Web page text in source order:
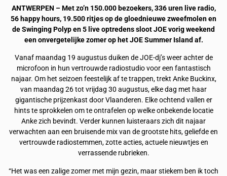
ANTWERPEN – Met zo’n 150.000 bezoekers, 336 uren live radio,
56 happy hours, 19.500 ritjes op de gloednieuwe zweefmolen en
de Swinging Polyp en 5 live optredens sloot JOE vorig weekend
een onvergetelijke zomer op het JOE Summer Island af.
Vanaf maandag 19 augustus duiken de JOE-dj’s weer achter de
microfoon in hun vertrouwde radiostudio voor een fantastisch
najaar. Om het seizoen feestelijk af te trappen, trekt Anke Buckinx,
van maandag 26 tot vrijdag 30 augustus, elke dag met haar
gigantische prijzenkast door Vlaanderen. Elke ochtend vallen er
hints te sprokkelen om te ontrafelen op welke onbekende locatie
Anke zich bevindt. Verder kunnen luisteraars zich dit najaar
verwachten aan een bruisende mix van de grootste hits, geliefde en
vertrouwde radiostemmen, zotte acties, actuele nieuwtjes en
verrassende rubrieken.
“Het was een zalige zomer met mijn gezin, maar stiekem ben ik toch